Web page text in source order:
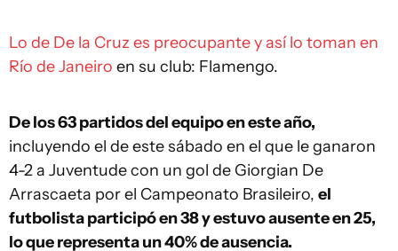
Lo de De la Cruz es preocupante y así lo toman en
Río de Janeiro en su club: Flamengo.
De los 63 partidos del equipo en este año,
incluyendo el de este sábado en el que le ganaron
4-2 a Juventude con un gol de Giorgian De
Arrascaeta por el Campeonato Brasileiro, el
futbolista participó en 38 y estuvo ausente en 25,
lo que representa un 40% de ausencia.